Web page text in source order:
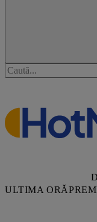
ULTIMA ORĂ